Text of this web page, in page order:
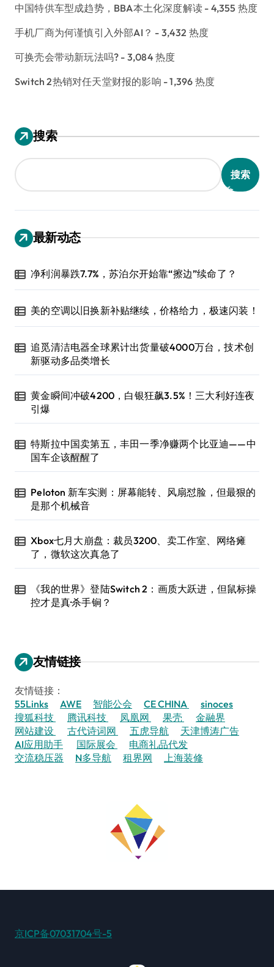
中国特供车型成趋势，BBA本土化深度解读 - 4,355 热度
手机厂商为何谨慎引入外部AI？ - 3,432 热度
可换壳会带动新玩法吗? - 3,084 热度
Switch 2热销对任天堂财报的影响 - 1,396 热度
搜索
搜索
最新动态
净利润暴跌7.7%，苏泊尔开始靠“擦边”续命了？
美的空调以旧换新补贴继续，价格给力，极速闪装！
追觅清洁电器全球累计出货量破4000万台，技术创
新驱动多品类增长
黄金瞬间冲破4200，白银狂飙3.5%！三大利好连夜
引爆
特斯拉中国卖第五，丰田一季净赚两个比亚迪——中
国车企该醒醒了
Peloton 新车实测：屏幕能转、风扇怼脸，但最狠的
是那个机械音
Xbox七月大崩盘：裁员3200、卖工作室、网络瘫
了，微软这次真急了
《我的世界》登陆Switch 2：画质大跃进，但鼠标操
控才是真·杀手锏？
友情链接
友情链接：
55Links
AWE 智能公会 CE CHINA
sinoces
搜狐科技
腾讯科技 凤凰网 果壳
金融界
网站建设
古代诗词网 五虎导航
天津博涛广告
AI应用助手
国际展会
电商礼品代发
交流稳压器
N多导航 租界网 上海装修
京ICP备07031704号-5